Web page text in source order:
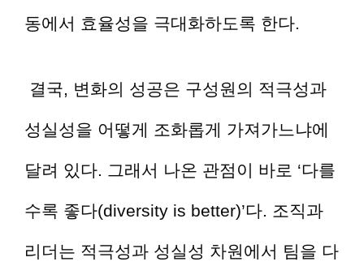
동에서 효율성을 극대화하도록 한다.
결국, 변화의 성공은 구성원의 적극성과
성실성을 어떻게 조화롭게 가져가느냐에
달려 있다. 그래서 나온 관점이 바로 ‘다를
수록 좋다(diversity is better)’다. 조직과
리더는 적극성과 성실성 차원에서 팀을 다